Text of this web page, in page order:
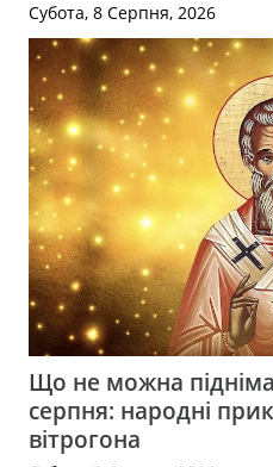
Субота, 8 Серпня, 2026
Що не можна
серпня: народні
вітрогона